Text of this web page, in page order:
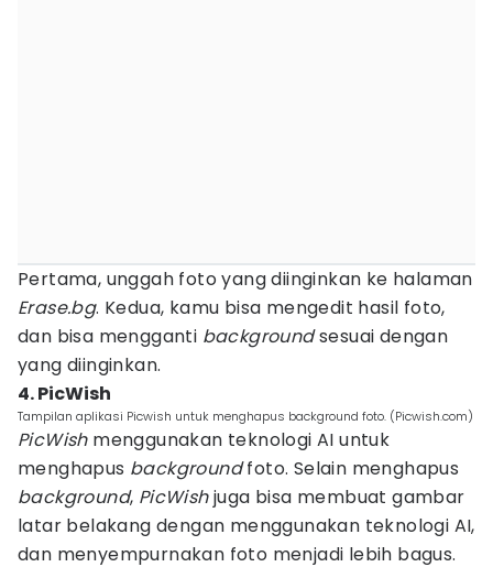
Pertama, unggah foto yang diinginkan ke halaman
Erase.bg. Kedua, kamu bisa mengedit hasil foto,
dan bisa mengganti backgroundsesuai dengan
yang diinginkan.
4. PicWish
Tampilan aplikasi Picwish untuk menghapus background foto. (Picwish.com)
PicWishmenggunakan teknologi AI untuk
menghapus backgroundfoto. Selain menghapus
background, PicWishjuga bisa membuat gambar
latar belakang dengan menggunakan teknologi AI,
dan menyempurnakan foto menjadi lebih bagus.